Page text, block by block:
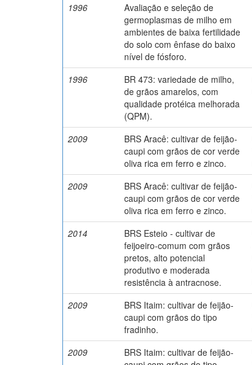
1996
Avaliação e seleção de
germoplasmas de milho em
ambientes de baixa fertilidade
do solo com ênfase do baixo
nível de fósforo.
1996
BR 473: variedade de milho,
de grãos amarelos, com
qualidade protéica melhorada
(QPM).
2009
BRS Aracê: cultivar de feijão-
caupi com grãos de cor verde
oliva rica em ferro e zinco.
2009
BRS Aracê: cultivar de feijão-
caupi com grãos de cor verde
oliva rica em ferro e zinco.
2014
BRS Esteio - cultivar de
feijoeiro-comum com grãos
pretos, alto potencial
produtivo e moderada
resistência à antracnose.
2009
BRS Itaim: cultivar de feijão-
caupi com grãos do tipo
fradinho.
2009
BRS Itaim: cultivar de feijão-